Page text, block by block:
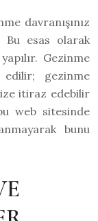
davranışınız
Bu esas olarak
Gezinme
edilir; gezinme
itiraz edebilir
web sitesinde
bunu